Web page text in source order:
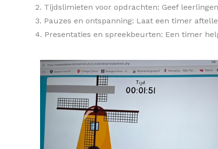
2. Tijdslimieten voor opdrachten: Geef
3. Pauzes en ontspanning: Laat een timer
4. Presentaties en spreekbeurten: Een timer